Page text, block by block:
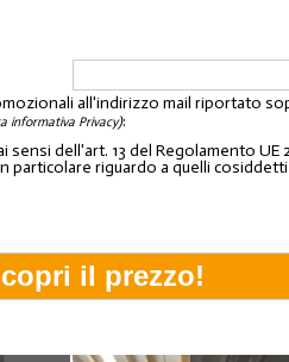
all'indirizzo mail riportato
informativa Privacy):
dell'art. 13 del Regolamento UE
riguardo a quelli